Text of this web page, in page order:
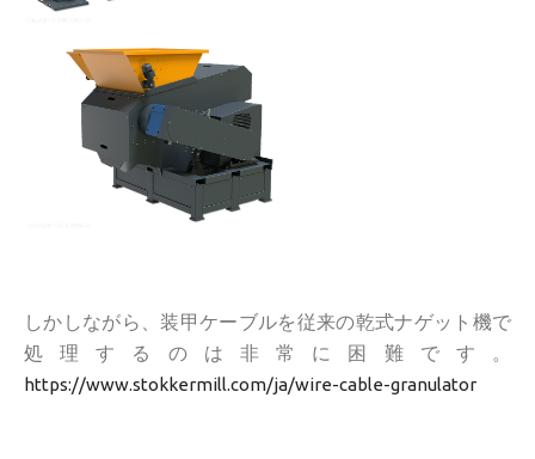
しかしながら、装甲ケーブルを従来の乾式ナゲット機で
処理するのは非常に困難です。
https://www.stokkermill.com/ja/wire-cable-granulator